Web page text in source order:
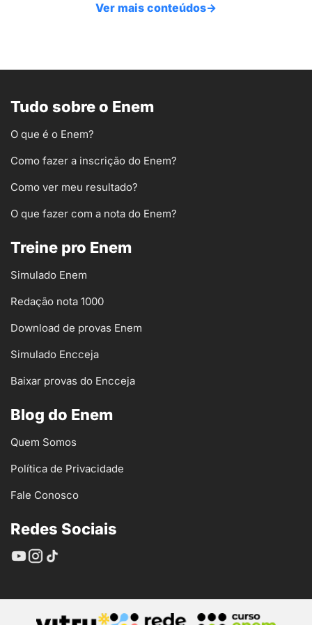
Ver mais conteúdos→
Tudo sobre o Enem
O que é o Enem?
Como fazer a inscrição do Enem?
Como ver meu resultado?
O que fazer com a nota do Enem?
Treine pro Enem
Simulado Enem
Redação nota 1000
Download de provas Enem
Simulado Encceja
Baixar provas do Encceja
Blog do Enem
Quem Somos
Política de Privacidade
Fale Conosco
Redes Sociais